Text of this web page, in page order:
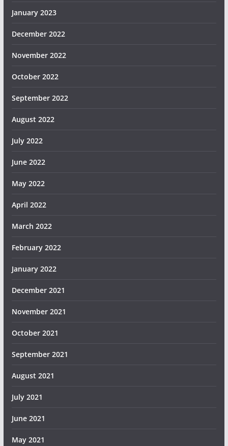
January 2023
December 2022
November 2022
October 2022
September 2022
August 2022
July 2022
June 2022
May 2022
April 2022
March 2022
February 2022
January 2022
December 2021
November 2021
October 2021
September 2021
August 2021
July 2021
June 2021
May 2021